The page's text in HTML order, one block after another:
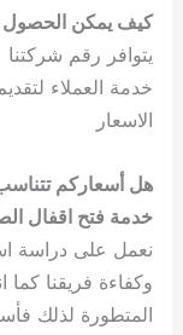
كيف يمكن الحصول
يتوافر رقم
خدمة العملاء
الاسعار
هل أسعاركم
خدمة فتح اقفال
نعمل على دراسة
وكفاءة فريقنا كما
المتطورة لذلك